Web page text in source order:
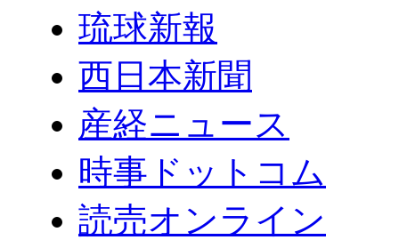
琉球新報
西日本新聞
産経ニュース
時事ドットコム
読売オンライン